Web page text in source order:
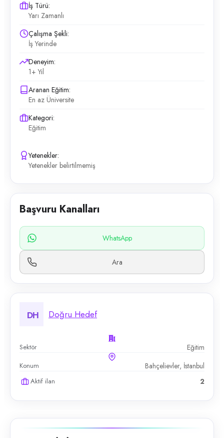
İş Türü:
Yarı Zamanlı
Çalışma Şekli:
İş Yerinde
Deneyim:
1+ Yıl
Aranan Eğitim:
En az Üniversite
Kategori:
Eğitim
Yetenekler:
Yetenekler belirtilmemiş
Başvuru Kanalları
WhatsApp
Ara
DH Doğru Hedef
Sektör Eğitim
Konum Bahçelievler, İstanbul
Aktif ilan 2